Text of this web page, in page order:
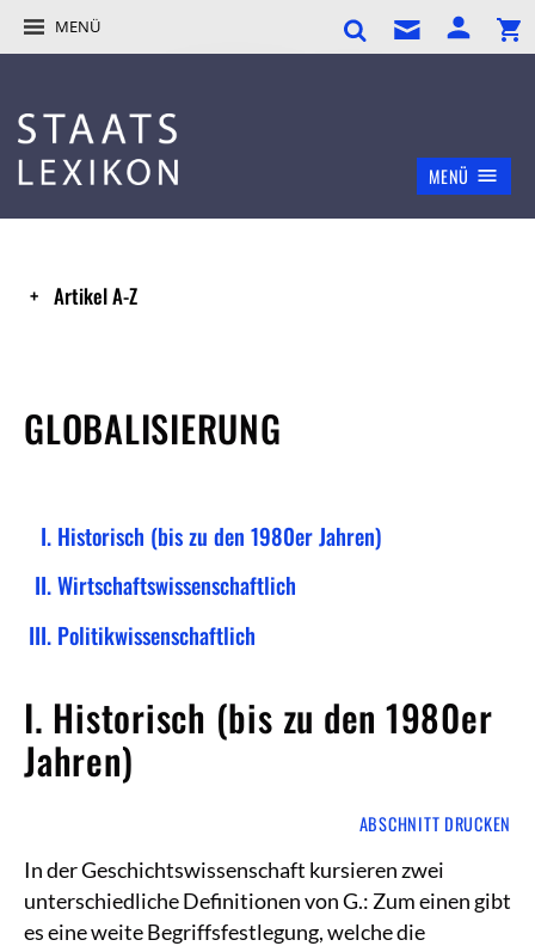
MENÜ
MENÜ
Artikel A-Z
GLOBALISIERUNG
Historisch (bis zu den 1980er Jahren)
Wirtschaftswissenschaftlich
Politikwissenschaftlich
I. Historisch (bis zu den 1980er
Jahren)
ABSCHNITT DRUCKEN
In der Geschichtswissenschaft kursieren zwei
unterschiedliche Definitionen von G.: Zum einen gibt
es eine weite Begriffsfestlegung, welche die